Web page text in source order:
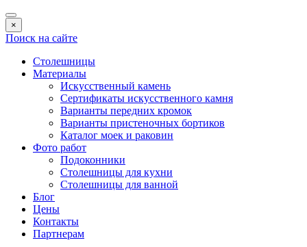
×
Поиск на сайте
Столешницы
Материалы
Искусственный камень
Сертификаты искусственного камня
Варианты передних кромок
Варианты пристеночных бортиков
Каталог моек и раковин
Фото работ
Подоконники
Столешницы для кухни
Столешницы для ванной
Блог
Цены
Контакты
Партнерам